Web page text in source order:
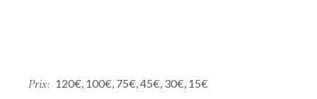
Prix 120€, 100€, 75€, 45€, 30€, 15€